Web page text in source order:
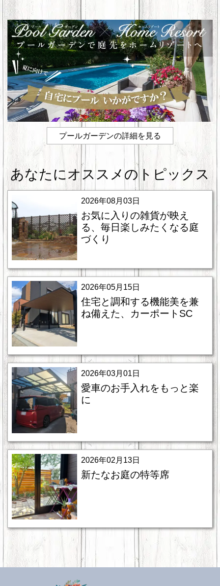
k
プールガーデンの詳細を見る
あなたにオススメのトピックス
2026年08月03日
お気に入りの雑貨が映え
る、毎日楽しみたくなる庭
づくり
2026年05月15日
住宅と調和する機能美を兼
ね備えた、カーポートSC
2026年03月01日
愛車のお手入れをもっと楽
に
2026年02月13日
新たなお庭の特等席